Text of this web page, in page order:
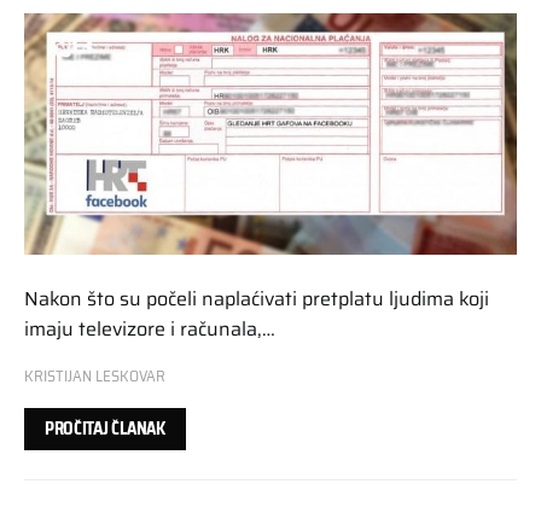
Nakon što su počeli naplaćivati pretplatu ljudima koji
imaju televizore i računala,…
KRISTIJAN LESKOVAR
PROČITAJ ČLANAK